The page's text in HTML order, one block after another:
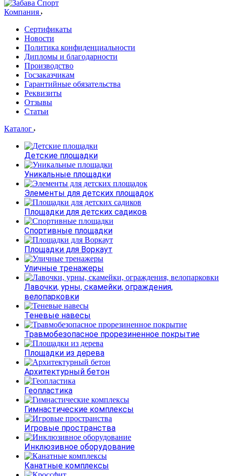
Компания
Сертификаты
Новости
Политика конфиденциальности
Дипломы и благодарности
Производство
Госзаказчикам
Гарантийные обязательства
Реквизиты
Отзывы
Статьи
Каталог
Детские площадки
Уникальные площадки
Элементы для детских площадок
Площадки для детских садиков
Спортивные площадки
Площадки для Воркаут
Уличные тренажеры
Лавочки, урны, скамейки, ограждения,
велопарковки
Теневые навесы
Травмобезопасное прорезиненное покрытие
Площадки из дерева
Архитектурный бетон
Геопластика
Гимнастические комплексы
Игровые пространства
Инклюзивное оборудование
Канатные комплексы